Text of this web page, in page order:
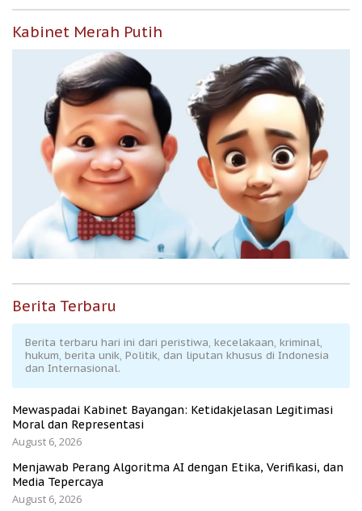
Kabinet Merah Putih
Berita Terbaru
Berita terbaru hari ini dari peristiwa, kecelakaan, kriminal,
hukum, berita unik, Politik, dan liputan khusus di Indonesia
dan Internasional.
Mewaspadai Kabinet Bayangan: Ketidakjelasan Legitimasi
Moral dan Representasi
August 6, 2026
Menjawab Perang Algoritma AI dengan Etika, Verifikasi, dan
Media Tepercaya
August 6, 2026